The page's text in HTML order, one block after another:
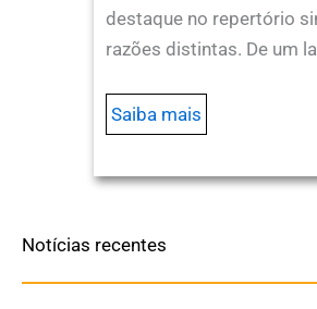
destaque no repertório
razões distintas. De um
Saiba mais
Notícias recentes